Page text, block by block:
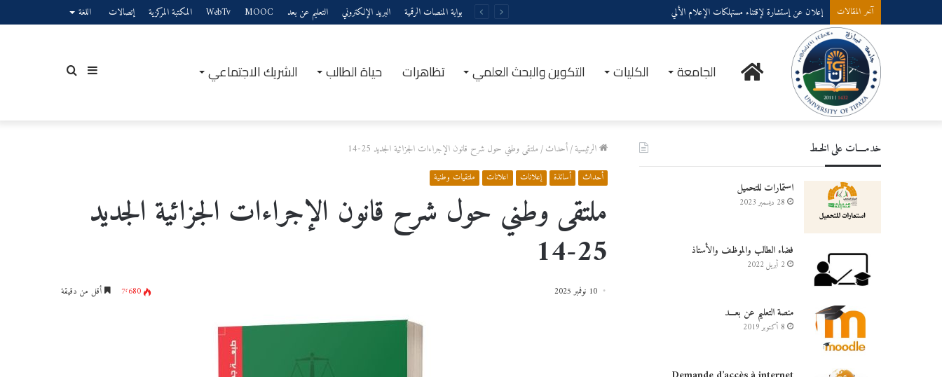
آخر المقالات إعلان عن إستشارة لإقتناء عتاد ولوازم الإعلام الألي بوابة المنصات الرقمية البريد الإلكتروني التعليم عن بعد MOOC
WebTv المكتبة المركزية إتصالات اللغة
الرئيسيةالجامعة الكليات التكوين والبحث العلمي تظاهرات حياة الطالب الشريك الاجتماعي بحثإضافة
الرئيسية/أحداث/ملتقى وطني حول شرح قانون الإجراءات الجزائية الجديد 25-14
أحداث أساتذة إعلانات اعلانات ملتقيات وطنية
ملتقى وطني حول شرح قانون الإجراءات الجزائية الجديد
25-14
10 نوفمبر 2025 7٬680 أقل من دقيقة
خدمــــات على الخـط
استمارات للتحميل
28 ديسمبر 2023
فضاء الطالب والموظف والأستاذ
2 أبريل 2022
منصة التعليم عن بعـــد
8 أكتوبر 2019